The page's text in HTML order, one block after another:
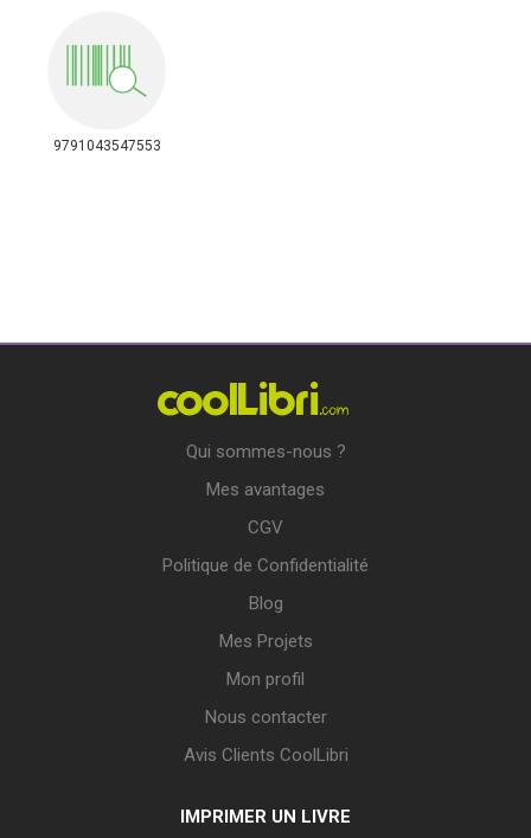
9791043547553
Qui sommes-nous ?
Mes avantages
CGV
Politique de Confidentialité
Blog
Mes Projets
Mon profil
Nous contacter
Avis Clients CoolLibri
IMPRIMER UN LIVRE